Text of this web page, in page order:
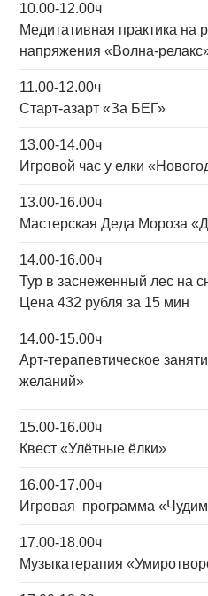
10.00-12.00ч
Медитативная практика на
напряжения «Волна-
11.00-12.00ч
Старт-азарт «За БЕГ»
13.00-14.00ч
Игровой час у елки
13.00-16.00ч
Мастерская Деда Мороза
14.00-16.00ч
Тур в заснеженный лес на
Цена 432 рубля за 15 мин
14.00-15.00ч
Арт-терапевтическое
желаний»
15.00-16.00ч
Квест «Улётные ёлки»
16.00-17.00ч
Игровая программа
17.00-18.00ч
Музыкатерапия